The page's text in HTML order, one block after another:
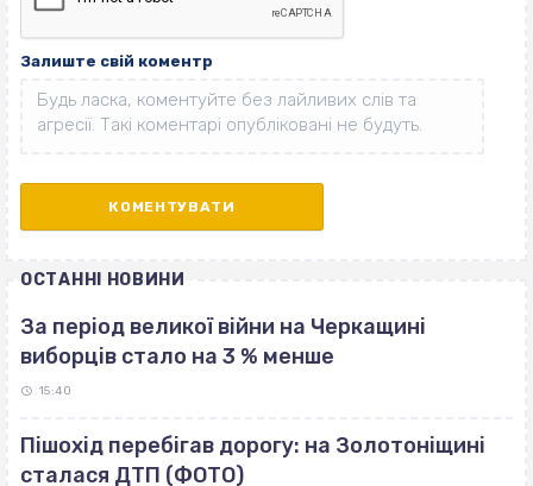
Залиште свій коментр
ОСТАННІ НОВИНИ
За період великої війни на Черкащині
виборців стало на 3 % менше
15:40
Пішохід перебігав дорогу: на Золотоніщині
сталася ДТП (ФОТО)